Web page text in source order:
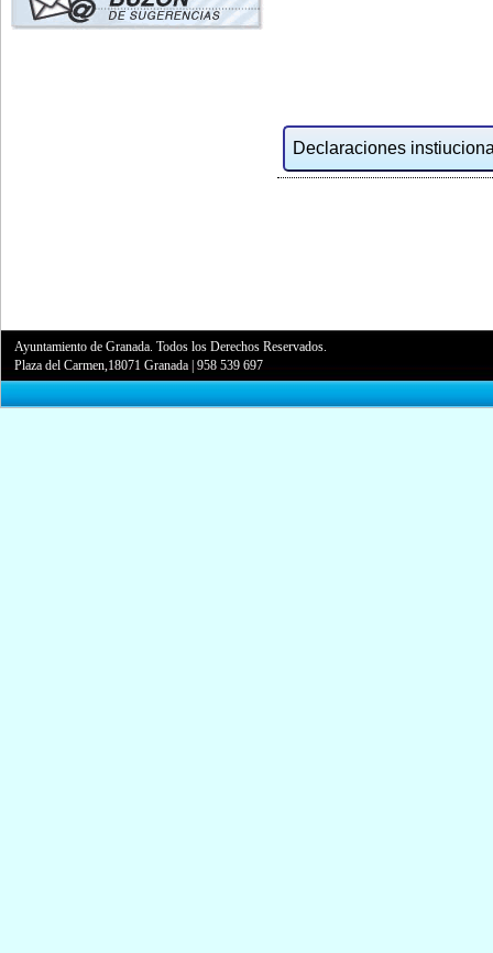
Declaraciones
Ayuntamiento de Granada. Todos los Derechos Reservados.
Plaza del Carmen,18071 Granada |958 539 697